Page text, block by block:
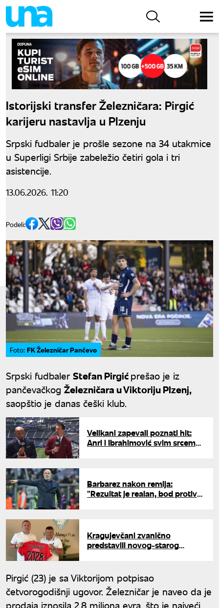
Istorijski transfer Železničara: Pirgić
karijeru nastavlja u Plzenju
Srpski fudbaler je prošle sezone na 34 utakmice
u Superligi Srbije zabeležio četiri gola i tri
asistencije.
13.06.2026. 11:20
Podeli:
Foto: FK Železničar Pančevo
Srpski fudbalerStefan Pirgićprešao je iz
pančevačkog Železničara u Viktoriju Plzenj,
saopštio je danas češki klub.
Velikani zapevali poznati hit:
Anri i Ibrahimović svim srcem
Barbarez nakon remija:
"Rezultat je realan, bod protiv
Kragujevčani zvanično
predstavili novog-starog
Pirgić (23) je sa Viktorijom potpisao
četvorogodišnji ugovor. Železničar je naveo da je
prodaja iznosila 2,8 miliona evra, što je najveći